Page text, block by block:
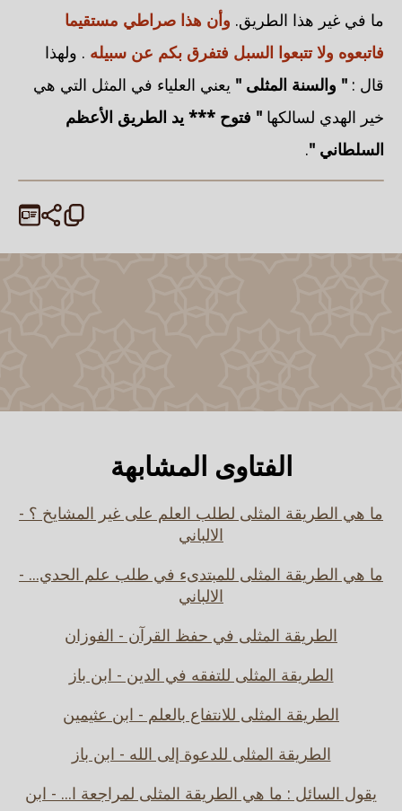
ما في غير هذا الطريق. وأن هذا صراطي مستقيما
فاتبعوه ولا تتبعوا السبل فتفرق بكم عن سبيله . ولهذا
قال : " والسنة المثلى " يعني العلياء في المثل التي هي
خير الهدي لسالكها " فتوح *** يد الطريق الأعظم
السلطاني ".
الفتاوى المشابهة
ما هي الطريقة المثلى لطلب العلم على غير المشايخ ؟ -
الالباني
ما هي الطريقة المثلى للمبتدىء في طلب علم الحدي... -
الالباني
الطريقة المثلى في حفظ القرآن - الفوزان
الطريقة المثلى للتفقه في الدين - ابن باز
الطريقة المثلى للانتفاع بالعلم - ابن عثيمين
الطريقة المثلى للدعوة إلى الله - ابن باز
يقول السائل : ما هي الطريقة المثلى لمراجعة ا... - ابن